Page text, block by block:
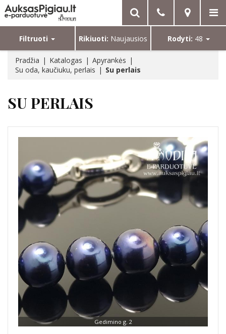
Filtruoti Rikiuoti: Naujausios Rodyti: 48
Pradžia Katalogas
Apyrankės
Su oda, kaučiuku, perlais
Su perlais
SU PERLAIS
Gedimino g. 2